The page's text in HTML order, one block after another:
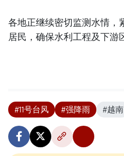
各地正继续密切监测水情，
居民，确保水利工程及下游
#11号台风 #强降雨 #越南